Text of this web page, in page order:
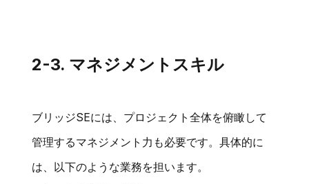
2-3. マネジメントスキル
ブリッジSEには、プロジェクト全体を俯瞰して
管理するマネジメント力も必要です。具体的に
は、以下のような業務を担います。